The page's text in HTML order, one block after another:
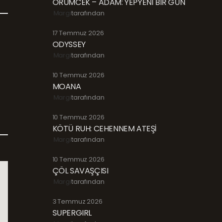
Margitarafından
17 Temmuz 2026
ODYSSEY
Margitarafından
10 Temmuz 2026
MOANA
Margitarafından
10 Temmuz 2026
KÖTÜ RUH: CEHENNEM ATEŞİ
Margitarafından
10 Temmuz 2026
ÇÖL SAVAŞÇISI
Margitarafından
3 Temmuz 2026
SUPERGIRL